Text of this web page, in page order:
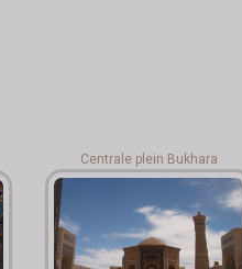
Centrale plein Bukhara